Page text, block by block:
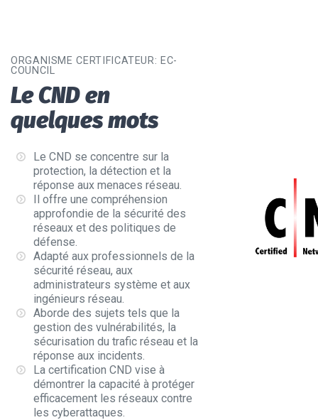
ORGANISME CERTIFICATEUR: EC-
COUNCIL
Le CND en
quelques mots
Le CND se concentre sur la
protection, la détection et la
réponse aux menaces réseau.
Il offre une compréhension
approfondie de la sécurité des
réseaux et des politiques de
défense.
Adapté aux professionnels de la
sécurité réseau, aux
administrateurs système et aux
ingénieurs réseau.
Aborde des sujets tels que la
gestion des vulnérabilités, la
sécurisation du trafic réseau et la
réponse aux incidents.
La certification CND vise à
démontrer la capacité à protéger
efficacement les réseaux contre
les cyberattaques.